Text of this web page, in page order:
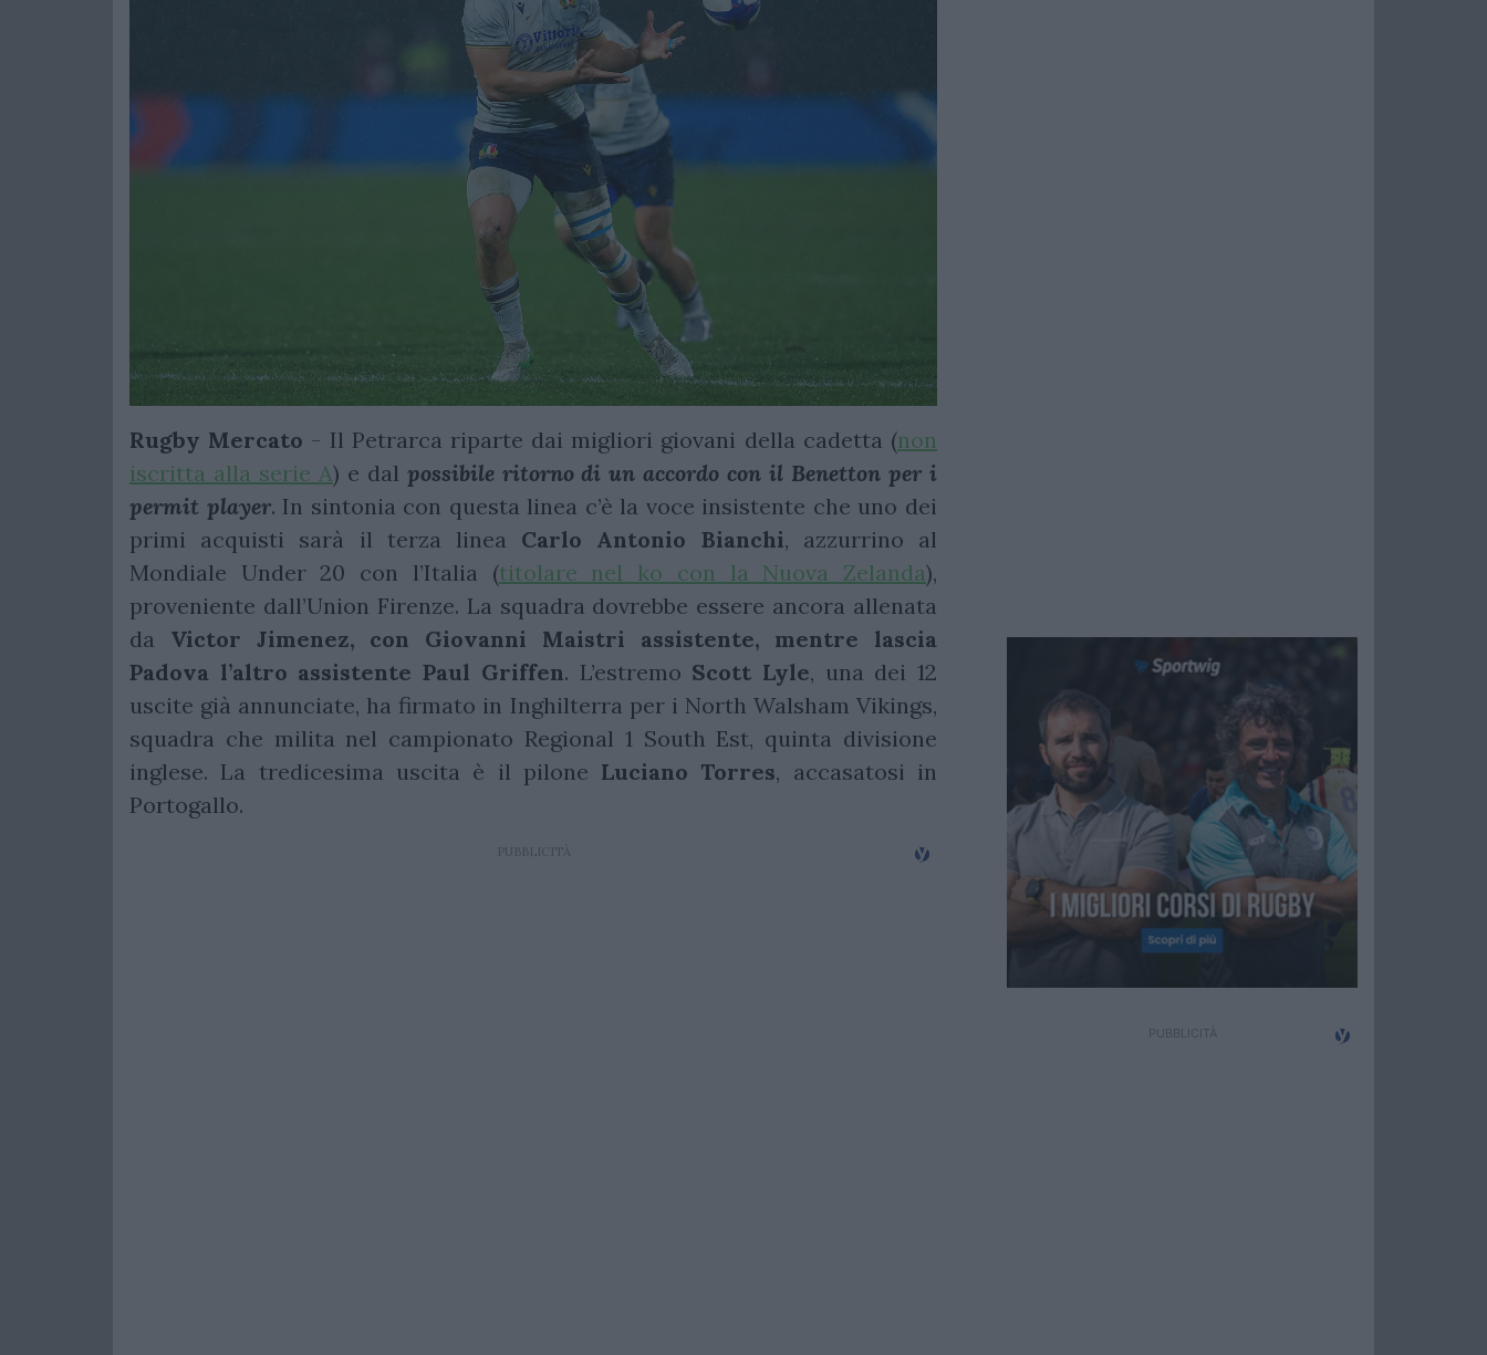
Rugby Mercato - Il Petrarca riparte dai migliori giovani della cadetta (non
iscritta alla serie A) e dal possibile ritorno di un accordo con il Benetton per i
permit player. In sintonia con questa linea c’è la voce insistente che uno dei
primi acquisti sarà il terza linea Carlo Antonio Bianchi, azzurrino al
Mondiale Under 20 con l’Italia (titolare nel ko con la Nuova Zelanda),
proveniente dall’Union Firenze. La squadra dovrebbe essere ancora allenata
da Victor Jimenez, con Giovanni Maistri assistente, mentre lascia
Padova l’altro assistente Paul Griffen. L’estremo Scott Lyle, una dei 12
uscite già annunciate, ha firmato in Inghilterra per i North Walsham Vikings,
squadra che milita nel campionato Regional 1 South Est, quinta divisione
inglese. La tredicesima uscita è il pilone Luciano Torres, accasatosi in
Portogallo.